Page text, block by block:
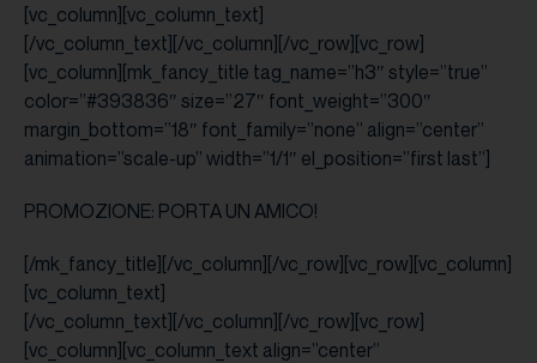
[vc_column][vc_column_text]
[/vc_column_text][/vc_column][/vc_row][vc_row]
[vc_column][mk_fancy_title tag_name=”h3″ style=”true”
color=”#393836″ size=”27″ font_weight=”300″
margin_bottom=”18″ font_family=”none” align=”center”
animation=”scale-up” width=”1/1″ el_position=”first last”]
PROMOZIONE: PORTA UN AMICO!
[/mk_fancy_title][/vc_column][/vc_row][vc_row][vc_column]
[vc_column_text]
[/vc_column_text][/vc_column][/vc_row][vc_row]
[vc_column][vc_column_text align=”center”